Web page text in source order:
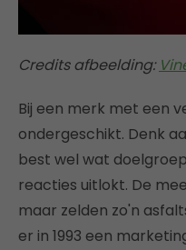
Credits afbeelding:
Bij een merk met een
ondergeschikt. Denk
best wel wat
reacties uitlokt. De
maar zelden zo'n
er in 1993 een